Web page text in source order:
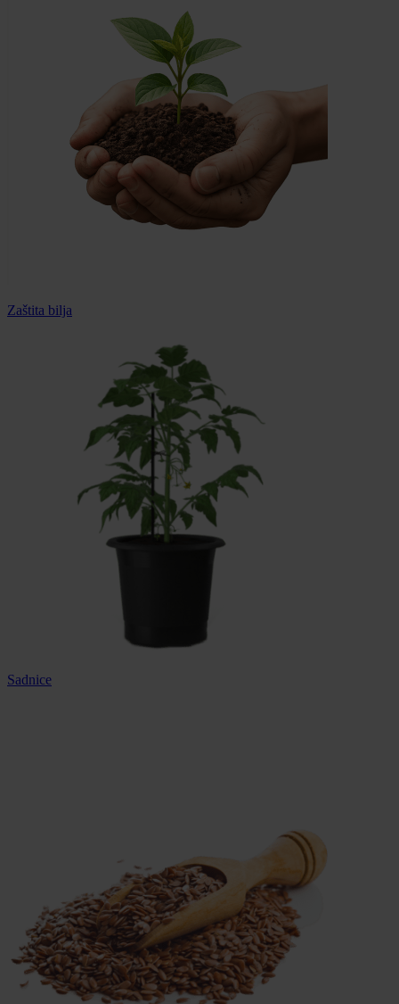
Zaštita bilja
Sadnice